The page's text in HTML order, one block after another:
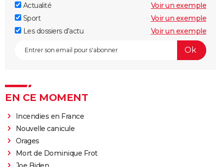
Actualité
Voir un exemple
Sport
Voir un exemple
Les dossiers d'actu
Voir un exemple
EN CE MOMENT
Incendies en France
Nouvelle canicule
Orages
Mort de Dominique Frot